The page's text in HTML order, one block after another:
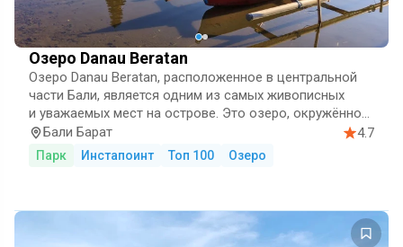
Озеро Danau Beratan
Озеро Danau Beratan, расположенное в центральной
части Бали, является одним из самых живописных
и уважаемых мест на острове. Это озеро, окружённое
горами, находится на высоте примерно 1200 метров
над…
Бали Барат 4.7
Парк Инстапоинт Топ 100 Озеро